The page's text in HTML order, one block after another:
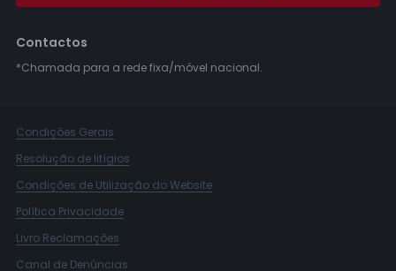
Contactos
*Chamada para a rede fixa/móvel nacional.
Condições Gerais
Resolução de litígios
Condições de Utilização do Website
Política Privacidade
Livro Reclamações
Canal de Denúncias